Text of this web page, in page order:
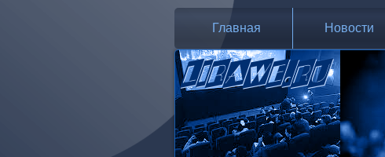
Главная Новости